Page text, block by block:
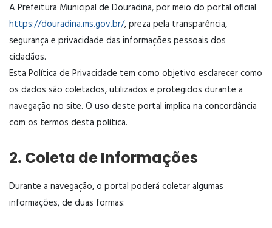
A Prefeitura Municipal de Douradina, por meio do portal oficial
https://douradina.ms.gov.br/, preza pela transparência,
segurança e privacidade das informações pessoais dos
cidadãos.
Esta Política de Privacidade tem como objetivo esclarecer como
os dados são coletados, utilizados e protegidos durante a
navegação no site. O uso deste portal implica na concordância
com os termos desta política.
2. Coleta de Informações
Durante a navegação, o portal poderá coletar algumas
informações, de duas formas: